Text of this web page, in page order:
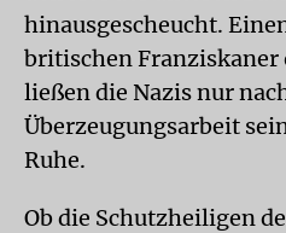
hinausgescheucht.
britischen Franziskaner
ließen die Nazis nur
Überzeugungsarbeit
Ruhe.
Ob die Schutzheiligen